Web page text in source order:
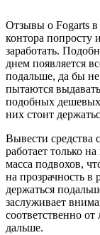
Отзывы о Fogarts в
контора попросту
заработать.
днем появляется
подальше, да бы
пытаются
подобных дешевых
них стоит
Вывести средства
работает только
масса подвохов,
на прозрачность в
держаться
заслуживает
соответственно
дальше.